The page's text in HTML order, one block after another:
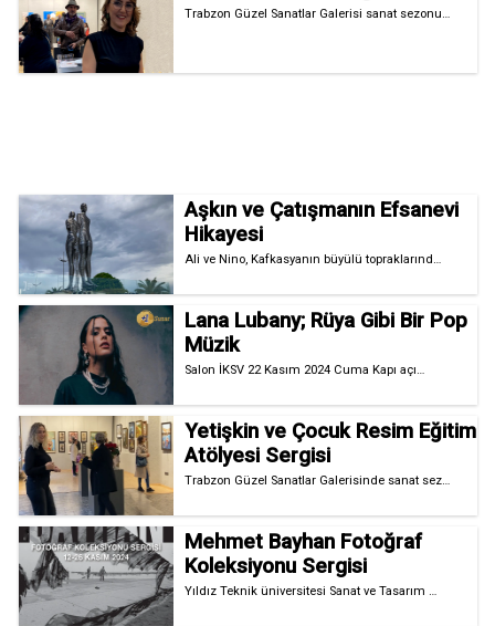
Trabzon Güzel Sanatlar Galerisi sanat sezonu…
Aşkın ve Çatışmanın Efsanevi
Hikayesi
Ali ve Nino, Kafkasyanın büyülü topraklarınd…
Lana Lubany; Rüya Gibi Bir Pop
Müzik
Salon İKSV 22 Kasım 2024 Cuma Kapı açı…
Yetişkin ve Çocuk Resim Eğitim
Atölyesi Sergisi
Trabzon Güzel Sanatlar Galerisinde sanat sez…
Mehmet Bayhan Fotoğraf
Koleksiyonu Sergisi
Yıldız Teknik üniversitesi Sanat ve Tasarım …